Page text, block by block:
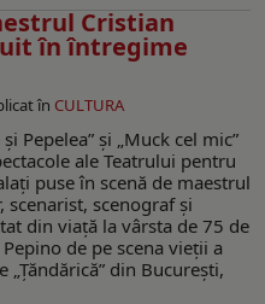
Cristian
în întregime
în CULTURA
Pepelea” și „Muck cel mic”
ale Teatrului pentru
puse în scenă de maestrul
scenarist, scenograf și
din viață la vârsta de 75 de
de pe scena vieții a
din București,